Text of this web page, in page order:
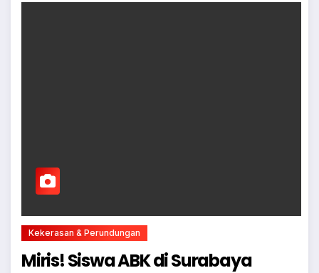
Kekerasan & Perundungan
Miris! Siswa ABK di Surabaya